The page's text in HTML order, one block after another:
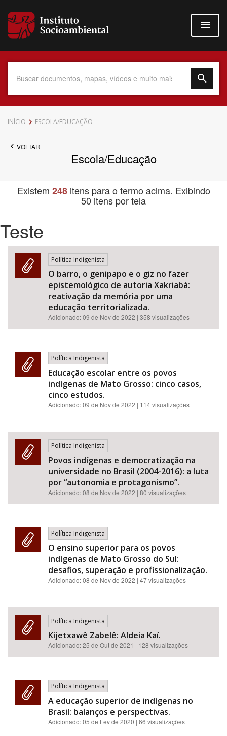
para
conteúdo
Data do Documento
Tema
Área de Levantamento
Área Protegida
INÍCIO ESCOLA/EDUCAÇÃO
VOLTAR
Escola/Educação
Existem 248itens para o termo acima. Exibindo
50 itens por tela
Teste
Política Indigenista
O barro, o genipapo e o giz no fazer
epistemológico de autoria Xakriabá:
reativação da memória por uma
educação territorializada.
Adicionado:09 de Nov de 2022 | 358 visualizações
Política Indigenista
Educação escolar entre os povos
indígenas de Mato Grosso: cinco casos,
cinco estudos.
Adicionado:09 de Nov de 2022 | 114 visualizações
Política Indigenista
Povos indígenas e democratização na
universidade no Brasil (2004-2016): a luta
por “autonomia e protagonismo”.
Adicionado:08 de Nov de 2022 | 80 visualizações
Política Indigenista
O ensino superior para os povos
indígenas de Mato Grosso do Sul:
desafios, superação e profissionalização.
Adicionado:08 de Nov de 2022 | 47 visualizações
Política Indigenista
Kijetxawê Zabelê: Aldeia Kaí.
Adicionado:25 de Out de 2021 | 128 visualizações
Política Indigenista
A educação superior de indígenas no
Brasil: balanços e perspectivas.
Adicionado:05 de Fev de 2020 | 66 visualizações